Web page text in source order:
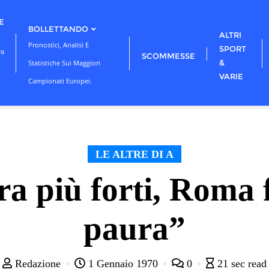
BOLLETTANDO
Pronostici, Analisi E
Statistiche Sui Maggiori
Campionati Europei.
SCOMMESSE
ALTRI
SPORT
&
VARIE
LE ALTRE DI A
più forti, Roma
paura”
Redazione 1 Gennaio 1970 0 21 sec read